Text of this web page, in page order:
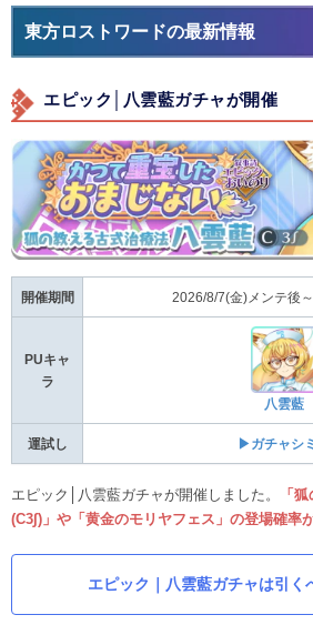
東方ロストワードの最新情報
エピック│八雲藍ガチャが開催
開催期間 2026/8/7(金)メンテ後
PUキャ
ラ
八雲藍
運試し ▶ガチャシ
エピック│八雲藍ガチャが開催しました。
「
(C3∫)」や「黄金のモリヤフェス」の登場確率
エピック｜八雲藍ガチャは引く